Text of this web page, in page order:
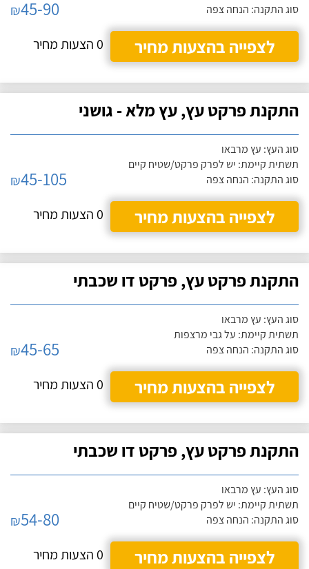
סוג התקנה: הנחה צפה
₪45-90
לצפייה בהצעות מחיר
0 הצעות מחיר
התקנת פרקט עץ, עץ מלא - גושני
סוג העץ: עץ מרבאו
תשתית קיימת: יש לפרק פרקט/שטיח קיים
סוג התקנה: הנחה צפה
₪45-105
לצפייה בהצעות מחיר
0 הצעות מחיר
התקנת פרקט עץ, פרקט דו שכבתי
סוג העץ: עץ מרבאו
תשתית קיימת: על גבי מרצפות
סוג התקנה: הנחה צפה
₪45-65
לצפייה בהצעות מחיר
0 הצעות מחיר
התקנת פרקט עץ, פרקט דו שכבתי
סוג העץ: עץ מרבאו
תשתית קיימת: יש לפרק פרקט/שטיח קיים
סוג התקנה: הנחה צפה
₪54-80
לצפייה בהצעות מחיר
0 הצעות מחיר